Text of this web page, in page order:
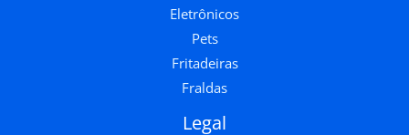
Eletrônicos
Pets
Fritadeiras
Fraldas
Legal